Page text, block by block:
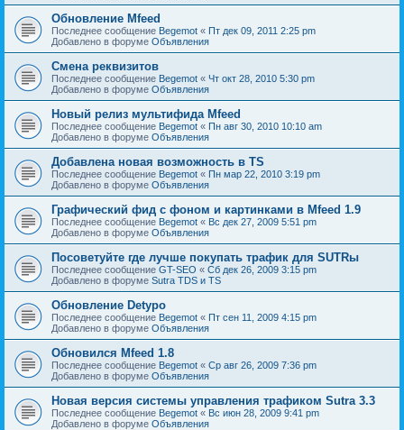
Обновление Mfeed
Последнее сообщение Begemot « Пт дек 09, 2011 2:25 pm
Добавлено в форуме Объявления
Смена реквизитов
Последнее сообщение Begemot « Чт окт 28, 2010 5:30 pm
Добавлено в форуме Объявления
Новый релиз мультифида Mfeed
Последнее сообщение Begemot « Пн авг 30, 2010 10:10 am
Добавлено в форуме Объявления
Добавлена новая возможность в TS
Последнее сообщение Begemot « Пн мар 22, 2010 3:19 pm
Добавлено в форуме Объявления
Графический фид с фоном и картинками в Mfeed 1.9
Последнее сообщение Begemot « Вс дек 27, 2009 5:51 pm
Добавлено в форуме Объявления
Посоветуйте где лучше покупать трафик для SUTRы
Последнее сообщение GT-SEO « Сб дек 26, 2009 3:15 pm
Добавлено в форуме Sutra TDS и TS
Обновление Detypo
Последнее сообщение Begemot « Пт сен 11, 2009 4:15 pm
Добавлено в форуме Объявления
Обновился Mfeed 1.8
Последнее сообщение Begemot « Ср авг 26, 2009 7:36 pm
Добавлено в форуме Объявления
Новая версия системы управления трафиком Sutra 3.3
Последнее сообщение Begemot « Вс июн 28, 2009 9:41 pm
Добавлено в форуме Объявления